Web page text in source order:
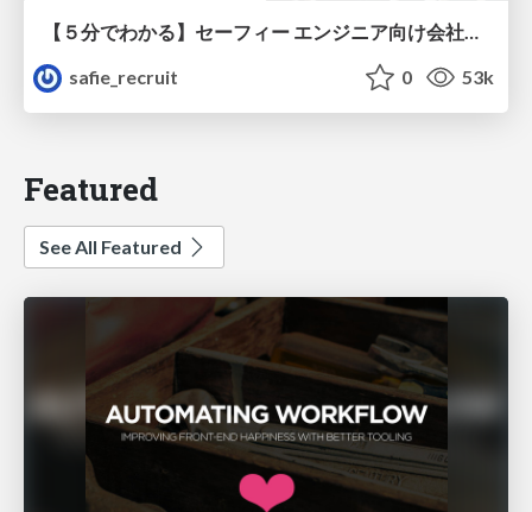
【５分でわかる】セーフィー エンジニア向け会社紹介
safie_recruit
0 53k
Featured
See All Featured